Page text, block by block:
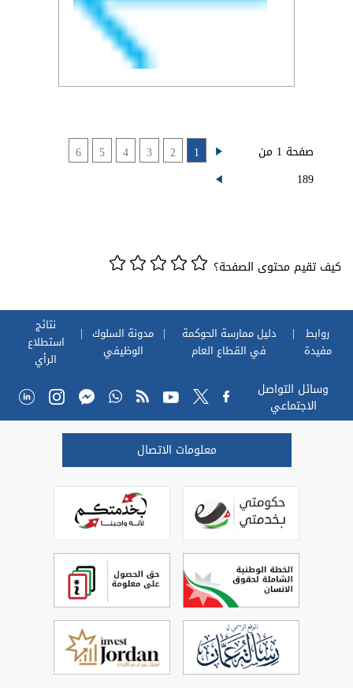
صفحة 1 من
189
1
2
3
4
5
6
كيف تقيم محتوى الصفحة؟
روابط
مفيدة
دليل ممارسة الحوكمة
في القطاع العام
مدونة السلوك
الوظيفي
نتائج
استطلاع
الرأي
وسائل التواصل
الاجتماعي
معلومات الاتصال